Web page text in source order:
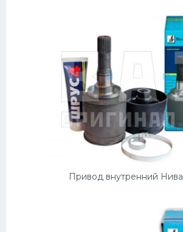
Привод внутренний Нива